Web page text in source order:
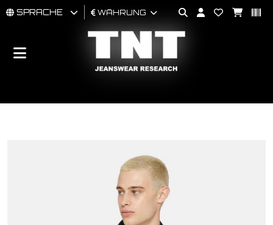
MÄNNER
BRAND
SPRACHE WÄHRUNG